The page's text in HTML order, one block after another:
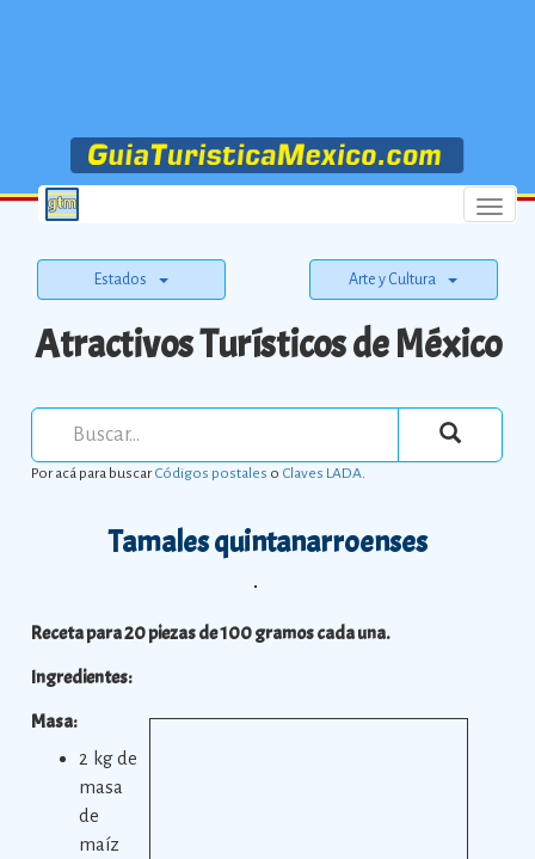
Menu
Estados Arte y Cultura
Atractivos Turísticos de México
Por acá para buscarCódigos postales o Claves LADA.
Tamales quintanarroenses
Receta para 20 piezas de 100 gramos cada una.
Ingredientes:
Masa:
2 kg de
masa
de
maíz